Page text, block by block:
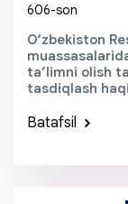
606-son
O‘zbekiston
ta’limni olish
tasdiqlash
Batafsil